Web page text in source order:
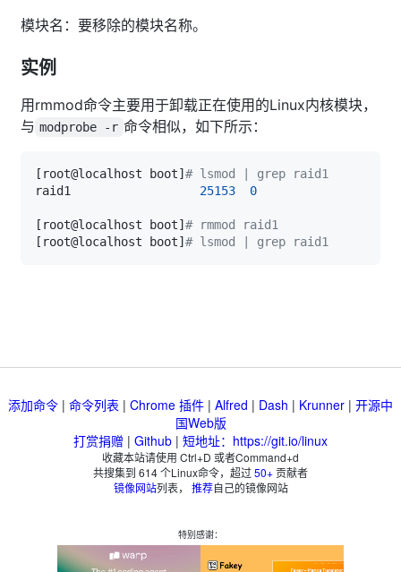
模块名：要移除的模块名称。
实例
用rmmod命令主要用于卸载正在使用的Linux内核模块，
与 modprobe -r 命令相似，如下所示：
[ root@localhost boot] # lsmod | grep raid1
raid1 25153 0
[ root@localhost boot] # rmmod raid1
[ root@localhost boot] # lsmod | grep raid1
添加命令 | 命令列表 | Chrome 插件 | Alfred | Dash | Krunner | 开源中
国Web版
打赏捐赠 | Github | 短地址：https://git.io/linux
收藏本站请使用 Ctrl+D 或者Command+d
共搜集到 614个Linux命令，超过50+贡献者
镜像网站列表， 推荐自己的镜像网站
特别感谢：